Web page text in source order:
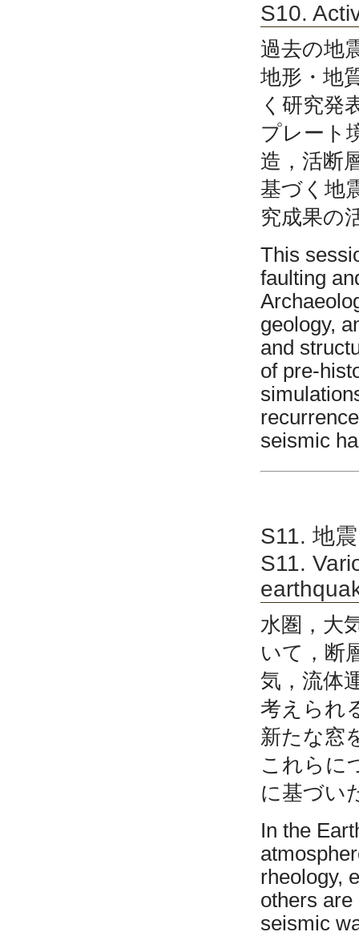
S10.
過去の地
地形・地
く研究発
プレート
造，活断
基づく地
究成果の
This
faulting
geology,
and
of pre-
seismic
S11. 地
S11.
水圏，大
いて，断
気，流体
考えられ
新たな窓
これらに
に基づい
In the
rheology,
others
seismic